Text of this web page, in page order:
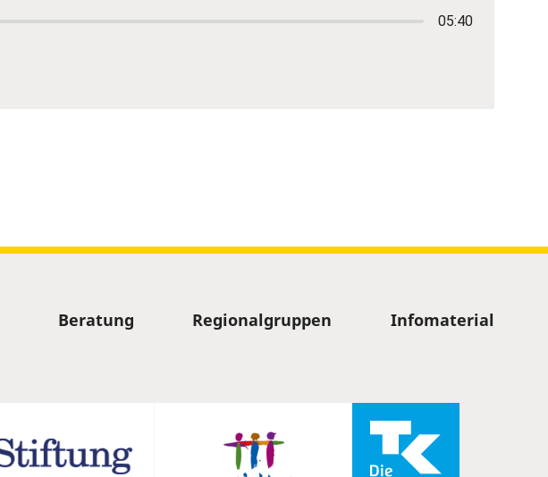
05:40
Beratung Regionalgruppen Infomaterial